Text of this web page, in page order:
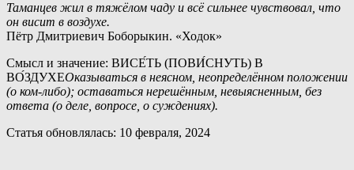
Таманцев жил в тяжёлом чаду и всё сильнее чувствовал, что
он висит в воздухе.
Пётр Дмитриевич Боборыкин. «Ходок»
Смысл и значение: ВИСЕ́ТЬ (ПОВИ́СНУТЬ) В
ВО́ЗДУХЕОказываться в неясном, неопределённом положении
(о ком-либо); оставаться нерешённым, невыясненным, без
ответа (о деле, вопросе, о суждениях).
Статья обновлялась: 10 февраля, 2024